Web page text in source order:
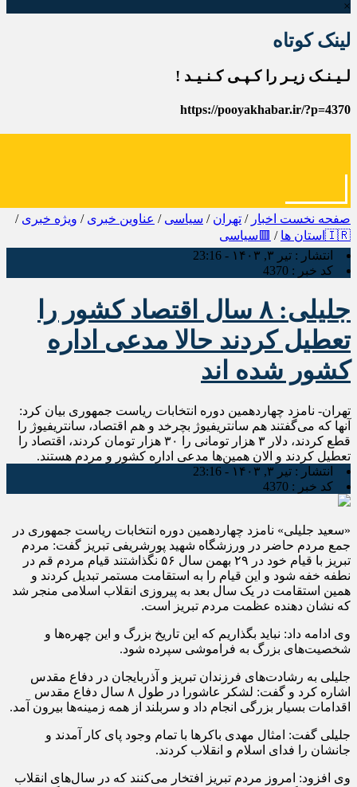
×
لینک کوتاه
لـیـنـک زیـر را کـپـی کـنـیـد !
https://pooyakhabar.ir/?p=4370
صفحه نخست اخبار / تهران / سیاسی / عناوین خبری / ویژه خبری /
🇮🇷استان ها
/ 🟥سیاسی
انتشار : تیر ۳, ۱۴۰۳ - 23:16
کد خبر : 4370
جلیلی: ۸ سال اقتصاد کشور را
تعطیل کردند حالا مدعی اداره
کشور شده اند
تهران- نامزد چهاردهمین دوره انتخابات ریاست جمهوری بیان کرد:
آنها که می‌گفتند هم سانتریفیوژ بچرخد و هم اقتصاد، سانتریفیوژ را
قطع کردند، دلار ۳ هزار تومانی را ۳۰ هزار تومان کردند، اقتصاد را
تعطیل کردند و الان همین‌ها مدعی اداره کشور و مردم هستند.
انتشار : تیر ۳, ۱۴۰۳ - 23:16
کد خبر : 4370
«سعید جلیلی» نامزد چهاردهمین دوره انتخابات ریاست جمهوری در
جمع مردم حاضر در ورزشگاه شهید پورشریفی تبریز گفت: مردم
تبریز با قیام خود در ۲۹ بهمن سال ۵۶ نگذاشتند قیام مردم قم در
نطفه خفه شود و این قیام را به استقامت مستمر تبدیل کردند و
همین استقامت در یک سال بعد به پیروزی انقلاب اسلامی منجر شد
که نشان دهنده عظمت مردم تبریز است.
وی ادامه داد: نباید بگذاریم که این تاریخ بزرگ و این چهره‌ها و
شخصیت‌های بزرگ به فراموشی سپرده شود.
جلیلی به رشادت‌های فرزندان تبریز و آذربایجان در دفاع مقدس
اشاره کرد و گفت: لشکر عاشورا در طول ۸ سال دفاع مقدس
اقدامات بسیار بزرگی انجام داد و سربلند از همه زمینه‌ها بیرون آمد.
جلیلی گفت: امثال مهدی باکرها با تمام وجود پای کار آمدند و
جانشان را فدای اسلام و انقلاب کردند.
وی افزود: امروز مردم تبریز افتخار می‌کنند که در سال‌های انقلاب